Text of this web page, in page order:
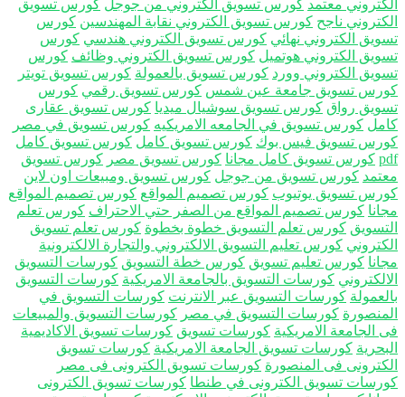
معتمد كورس تسويق الكتروني من جوجل كورس تسويق
ناجح كورس تسويق الكتروني نقابة المهندسين كورس
الكتروني نهائي كورس تسويق الكتروني هندسي كورس
الكتروني هوتميل كورس تسويق الكتروني وظائف كورس
الكتروني وورد كورس تسويق بالعمولة كورس تسويق تويتر
تسويق جامعة عين شمس كورس تسويق رقمي كورس
رواق كورس تسويق سوشيال ميديا كورس تسويق عقارى
كورس تسويق في الجامعه الامريكيه كورس تسويق في مصر
تسويق فيس بوك كورس تسويق كامل كورس تسويق كامل
كورس تسويق كامل مجانا كورس تسويق مصر كورس تسويق
كورس تسويق من جوجل كورس تسويق ومبيعات اون لاين
تسويق يوتيوب كورس تصميم المواقع كورس تصميم المواقع
كورس تصميم المواقع من الصفر حتي الاحتراف كورس تعلم
كورس تعلم التسويق خطوة بخطوة كورس تعلم تسويق
كورس تعليم التسويق الالكتروني والتجارة الالكترونية
كورس تعليم تسويق كورس خطة التسويق كورسات التسويق
كورسات التسويق بالجامعة الامريكية كورسات التسويق
كورسات التسويق عبر الانترنت كورسات التسويق في
كورسات التسويق في مصر كورسات التسويق والمبيعات
الجامعة الامريكية كورسات تسويق كورسات تسويق الاكاديمية
كورسات تسويق الجامعة الامريكية كورسات تسويق
فى المنصورة كورسات تسويق الكترونى فى مصر
تسويق الكترونى في طنطا كورسات تسويق الكترونى